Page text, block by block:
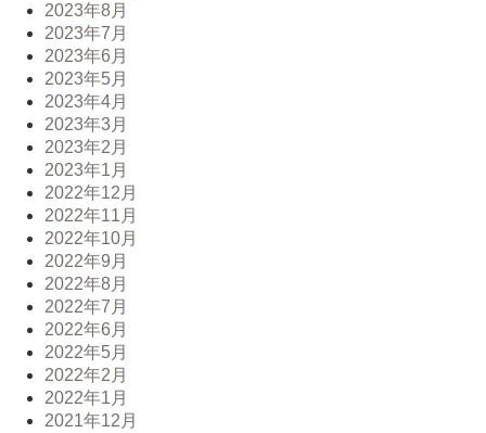
2023年8月
2023年7月
2023年6月
2023年5月
2023年4月
2023年3月
2023年2月
2023年1月
2022年12月
2022年11月
2022年10月
2022年9月
2022年8月
2022年7月
2022年6月
2022年5月
2022年2月
2022年1月
2021年12月